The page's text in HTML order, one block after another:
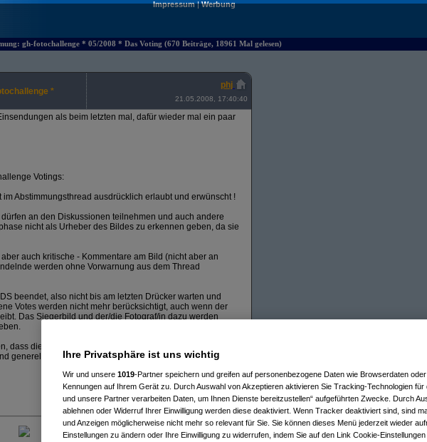
Impressum|Werbung
gh-fotochallenge * 05/2008 * Das Voting (670 Beiträge, 18961 Mal gelesen)
*
phj
21.05.2008, 17:40:40
als beim letzten mal, dafür wieder mal ein paar
Votings:
Abstimmungsthread ausdrücklich erlaubt und erwünscht !
an den Diskussionen teilnehmen und auch andere
nicht als Urheber des Bildes zu erkennen geben, da sie
auch kritische - Kommentare am Bild (nicht aber an
werden ohne Vorwarnung aus dem Thread
beendet, also nicht bis am letzten Drücker warten und
Votes werden nicht mehr berücksichtigt, auch wenn der
Das Siegerbild und der/die Fotograf/in dazu werden
dass die Teilnehmer dieser gh-Fotochallenge das Interesse
generell weiter beleben konnten.
Ihre Privatsphäre ist uns wichtig
Wir und unsere 1019-Partner speichern und greifen auf personenbezogene Daten wie Browserdaten
Kennungen auf Ihrem Gerät zu. Durch Auswahl von Akzeptieren aktivieren Sie Tracking-Technologien für
und unsere Partner verarbeiten Daten, um Ihnen Dienste bereitzustellen“ aufgeführten Zwecke. Durch
ablehnen oder Widerruf Ihrer Einwilligung werden diese deaktiviert. Wenn Tracker deaktiviert sind, sind
und Anzeigen möglicherweise nicht mehr so relevant für Sie. Sie können dieses Menü jederzeit wieder
Einstellungen zu ändern oder Ihre Einwilligung zu widerrufen, indem Sie auf den Link Cookie-